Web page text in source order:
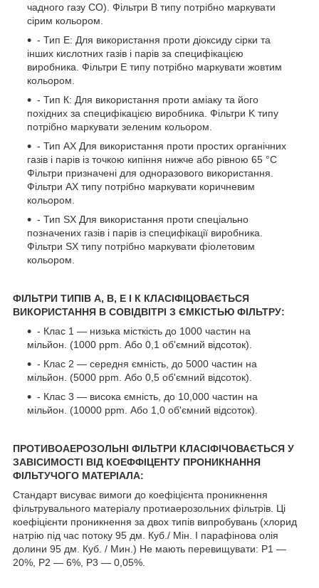
чадного газу СО). Фільтри В типу потрібно маркувати
сірим кольором.
- Тип Е: Для використання проти діоксиду сірки та
інших кислотних газів і парів за специфікацією
виробника. Фільтри Е типу потрібно маркувати жовтим
кольором.
- Тип К: Для використання проти аміаку та його
похідних за специфікацією виробника. Фільтри K типу
потрібно маркувати зеленим кольором.
- Тип AX Для використання проти простих органічних
газів і парів із точкою кипіння нижче або рівною 65 °C
Фільтри призначені для одноразового використання.
Фільтри AX типу потрібно маркувати коричневим
кольором.
- Тип SX Для використання проти спеціально
позначених газів і парів із специфікації виробника.
Фільтри SX типу потрібно маркувати фіолетовим
кольором.
ФІЛЬТРИ ТИПІВ А, В, Е І К КЛАСІФІЦОВАЄТЬСЯ
ВИКОРИСТАННЯ В СОВІДВІТРІ З ЄМКІСТЬЮ ФІЛЬТРУ:
- Клас 1 — низька місткість до 1000 частин на
мільйон. (1000 ppm. Або 0,1 об'ємний відсоток).
- Клас 2 — середня ємність, до 5000 частин на
мільйон. (5000 ppm. Або 0,5 об'ємний відсоток).
- Клас 3 — висока ємність, до 10,000 частин на
мільйон. (10000 ppm. Або 1,0 об'ємний відсоток).
ПРОТИВОАЕРОЗОЛЬНІ ФІЛЬТРИ КЛАСІФІЧОВАЄТЬСЯ У
ЗАВІСИМОСТІ ВІД КОЕФФІЦЕНТУ ПРОНИКНАННЯ
ФІЛЬТУЧОГО МАТЕРІАЛА:
Стандарт висуває вимоги до коефіцієнта проникнення
фільтрувального матеріалу протиаерозольних фільтрів. Ці
коефіцієнти проникнення за двох типів випробувань (хлорид
натрію під час потоку 95 дм. Куб./ Мін. І парафінова олія
долини 95 дм. Куб. / Мин.) Не мають перевищувати: P1 —
20%, P2 — 6%, P3 — 0,05%.